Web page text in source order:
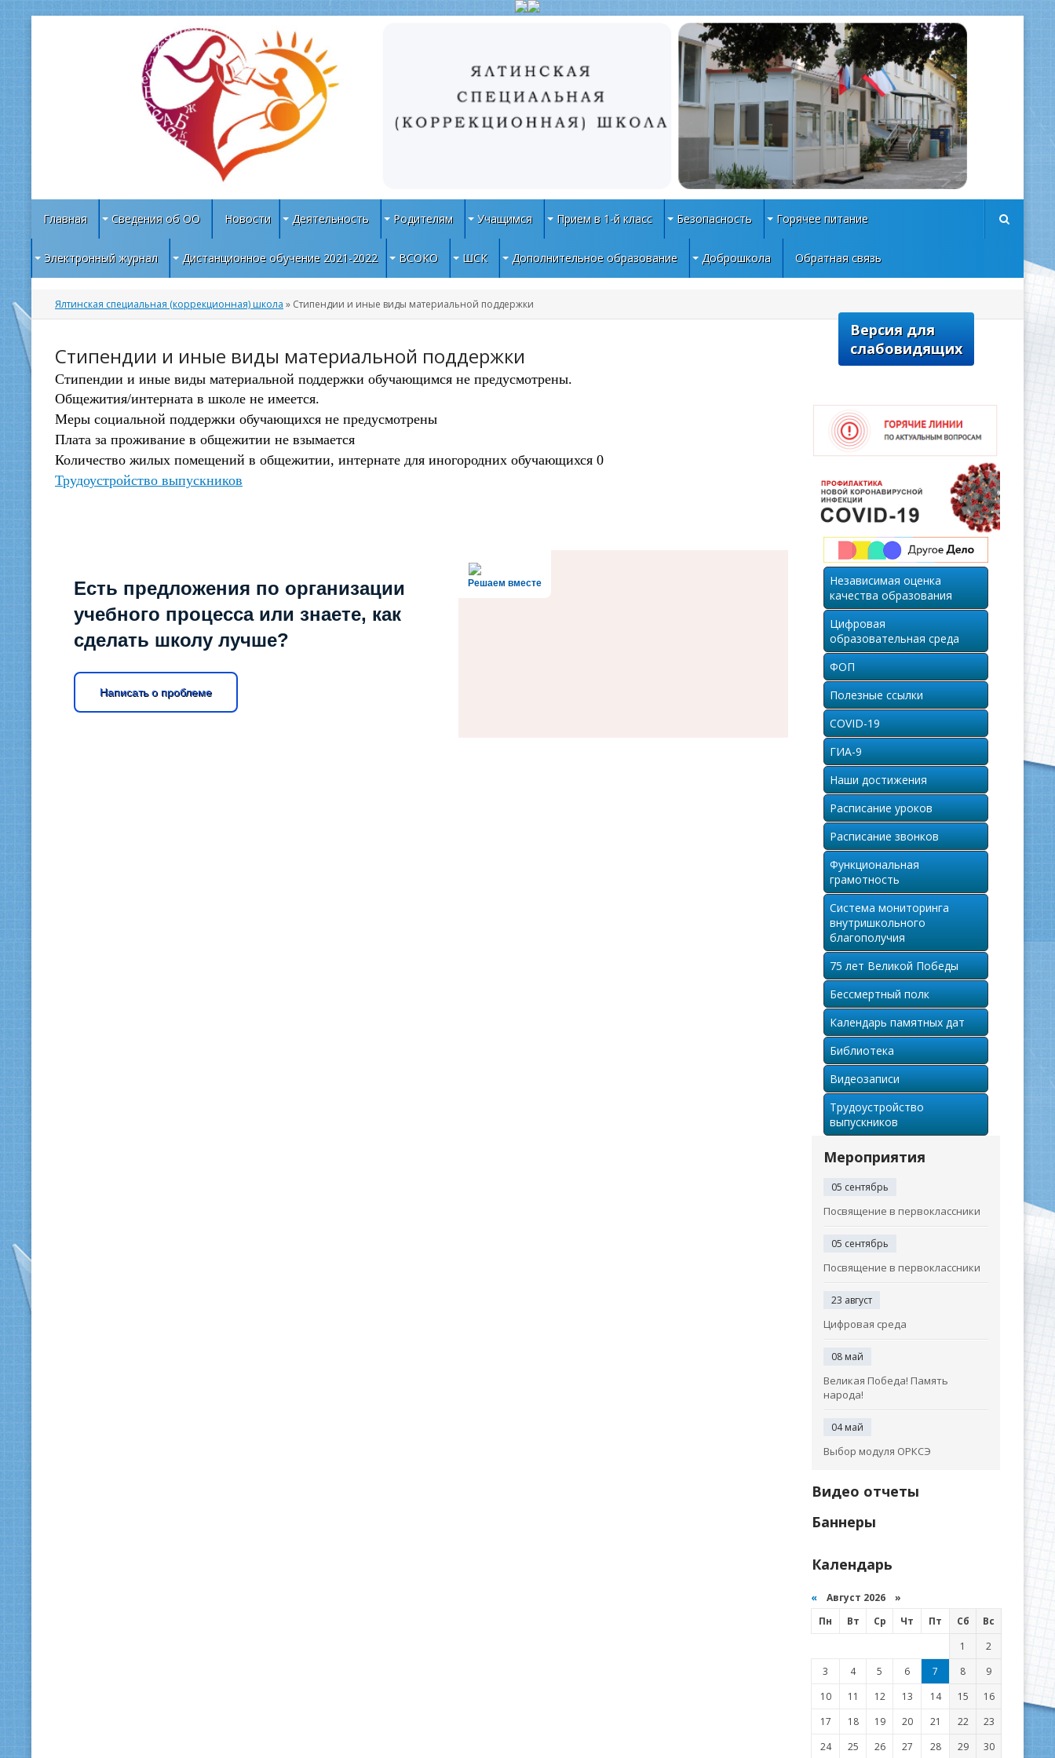
Версия для
слабовидящих
Главная Сведения об ОО Новости Деятельность Родителям Учащимся Прием в 1-й класс Безопасность Горячее питание
Электронный журнал Дистанционное обучение 2021-2022 ВСОКО ШСК Дополнительное образование Доброшкола Обратная связь
Ялтинская специальная (коррекционная) школа » Стипендии и иные виды материальной поддержки
Стипендии и иные виды материальной поддержки
Стипендии и иные виды материальной поддержки обучающимся не предусмотрены.
Общежития/интерната в школе не имеется.
Меры социальной поддержки обучающихся не предусмотрены
Плата за проживание в общежитии не взымается
Количество жилых помещений в общежитии, интернате для иногородних обучающихся 0
Трудоустройство выпускников
Решаем вместе
Есть предложения по организации
учебного процесса или знаете, как
сделать школу лучше?
Написать о проблеме
Независимая оценка
качества образования
Цифровая
образовательная среда
ФОП
Полезные ссылки
COVID-19
ГИА-9
Наши достижения
Расписание уроков
Расписание звонков
Функциональная
грамотность
Система мониторинга
внутришкольного
благополучия
75 лет Великой Победы
Бессмертный полк
Календарь памятных дат
Библиотека
Видеозаписи
Трудоустройство
выпускников
Мероприятия
05 сентябрь
Посвящение в первоклассники
05 сентябрь
Посвящение в первоклассники
23 август
Цифровая среда
08 май
Великая Победа! Память
народа!
04 май
Выбор модуля ОРКСЭ
Видео отчеты
Баннеры
Календарь
« Август 2026 »
Пн
Вт Ср Чт Пт Сб
Вс
1
2
3
4 5 6 7 8
9
10
11 12 13 14 15
16
17
18 19 20 21 22
23
24
25 26 27 28 29 30